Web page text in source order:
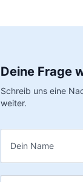
Deine Frage
Schreib uns eine
weiter.